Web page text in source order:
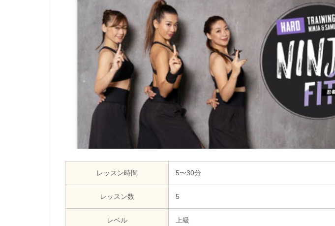
レッスン時間 5〜30分
レッスン数 5
レベル 上級